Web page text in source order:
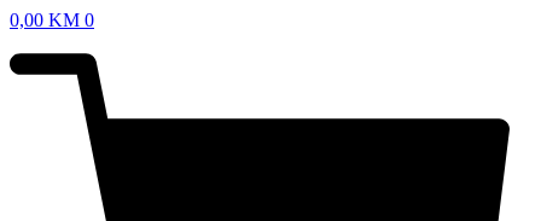
0,00 KM 0